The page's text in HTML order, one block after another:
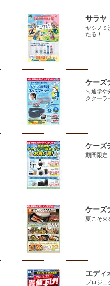
サラヤ
ヤシノミ
たる！
ケーズ
＼通学や
ククーラ
ケーズ
期間限定
ケーズ
夏こそ火
エディ
プロジェ